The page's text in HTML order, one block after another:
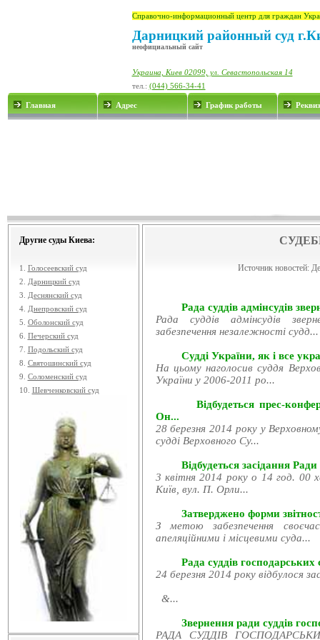
Справочно-информационный центр для граждан
Дарницкий районный суд
неофициальный сайт
Украина, Киев 02099, ул. Севастопольская 14
тел.: (044) 566-34-41
Главная Адрес График работы
Другие суды Киева:
1. Голосеевский суд
2.
Дарницкий суд
3.
Деснянский суд
4. Днепровский суд
5. Оболонский суд
6. Печерский суд
7. Подольский суд
8. Святошинский суд
9. Соломенский суд
10. Шевченковский суд
Источник новостей:
Рада суддів адмінсудів
Рада суддів адмінсудів
забезпечення незалежності судд...
Судді України, як і все
На цьому наголосив суддя
України у 2006-2011 ро...
Відбудеться прес-
Он...
28 березня 2014 року у
судді Верховного Су...
Відбудеться засідання
3 квітня 2014 року о 14 год. 00
Київ, вул. П. Орли...
Затверджено форми
З метою забезпечення
апеляційними і місцевими суда...
Рада суддів господарських
24 березня 2014 року відбулося
&...
Звернення ради суддів
РАДА СУДДІВ